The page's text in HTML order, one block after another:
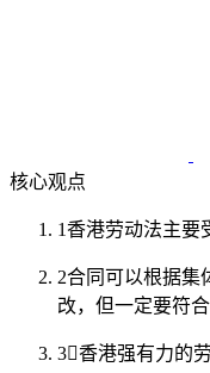
核心观点
1 香港劳动法主要
2合同可以根据集
改，但一定要符
3香港强有力的